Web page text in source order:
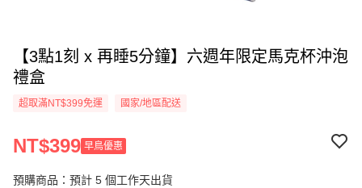
【3點1刻 x 再睡5分鐘】六週年限定馬克杯沖泡
禮盒
超取滿NT$399免運 國家/地區配送
NT$399 早鳥優惠
預購商品：預計 5 個工作天出貨